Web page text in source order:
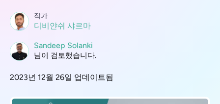
작가
디비얀쉬 샤르마
Sandeep Solanki
님이 검토했습니다.
2023년 12월 26일 업데이트됨